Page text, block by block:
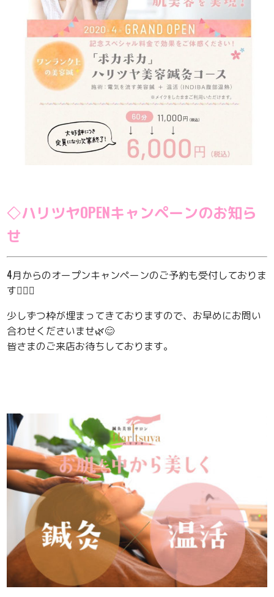
◇ハリツヤOPENキャンペーンのお知ら
せ
4月からのオープンキャンペーンのご予約も受付しておりま
す💁‍♀️✨
少しずつ枠が埋まってきておりますので、お早めにお問い
合わせくださいませ🌿😊
皆さまのご来店お待ちしております。